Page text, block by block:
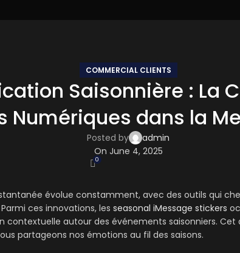
COMMERCIAL CLIENTS
Saisonnière : La
Numériques dans la
Posted by
admin
On June 4, 2025
0
évolue constamment, avec des outils qui
ces innovations, les seasonal iMessage stickers
autour des événements saisonniers.
partageons nos émotions au fil des saisons.